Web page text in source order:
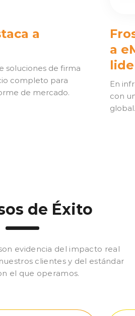
a
soluciones de firma
completo para
de mercado.
a
En
con
de Éxito
evidencia del impacto real
clientes y del estándar
el que operamos.